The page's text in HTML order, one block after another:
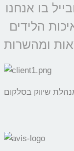
בו אנחנו
הלידים
שיווק בסלקום